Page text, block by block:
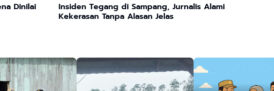
Insiden Tegang di Sampang, Jurnalis Alami
Kekerasan Tanpa Alasan Jelas